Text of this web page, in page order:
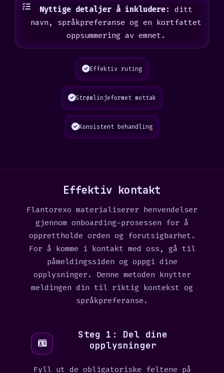
Nyttige detaljer å inkludere: ditt
navn, språkpreferanse og en kortfattet
oppsummering av emnet.
Effektiv ruting
Strømlinjeformet mottak
Konsistent behandling
Effektiv kontakt
Flantorexo materialiserer henvendelser
gjennom onboarding-prosessen for å
opprettholde orden og forutsigbarhet.
For å komme i kontakt med oss, gå til
påmeldingssiden og oppgi dine
opplysninger. Denne metoden knytter
meldingen din til riktig kontekst og
språkpreferanse.
Steg 1: Del dine
opplysninger
Fyll ut de obligatoriske feltene på